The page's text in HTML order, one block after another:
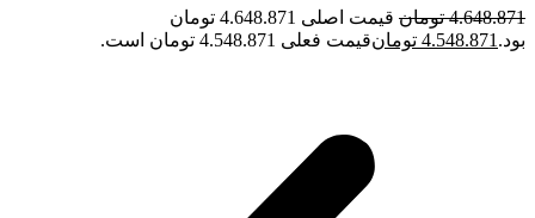
4.648.871 تومان
قیمت اصلی 4.648.871 تومان
بود. 4.548.871 تومانقیمت فعلی 4.548.871 تومان است.